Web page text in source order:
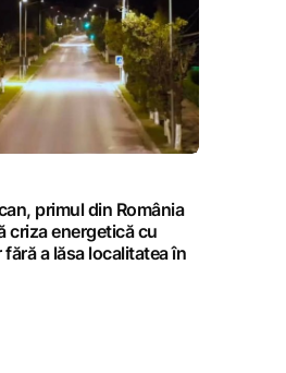
primul din România
criza energetică cu
a lăsa localitatea în